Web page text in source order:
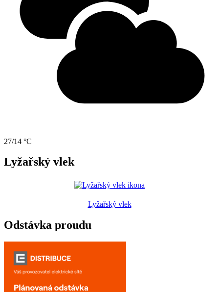
27/14 °C
Lyžařský vlek
Lyžařský vlek
Odstávka proudu